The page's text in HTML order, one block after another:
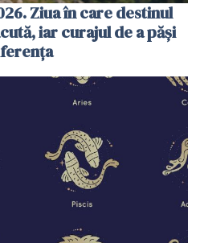
Ziua în care destinul
iar curajul de a păși